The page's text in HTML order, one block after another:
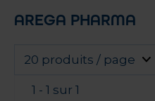
AREGA PHARMA
20 produits / page
1 - 1 sur 1